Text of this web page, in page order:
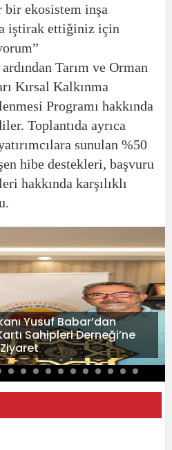
ekosistem inşa
iştirak ettiğiniz için
Tarım ve Orman
Kırsal Kalkınma
Programı hakkında
Toplantıda ayrıca
sunulan %50
hibe destekleri, başvuru
hakkında karşılıklı
Yusuf Babar’dan
Sahipleri Derneği’ne
Ziyaret